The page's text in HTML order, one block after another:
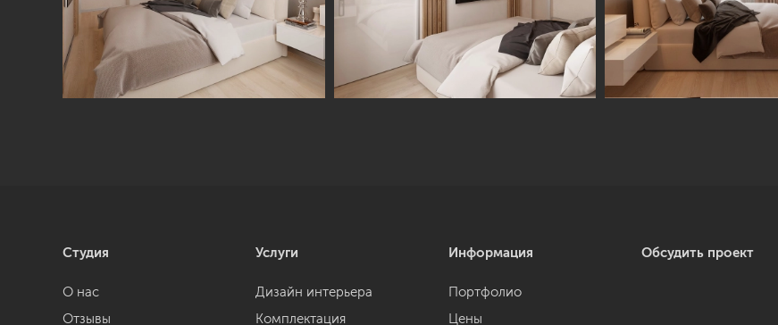
Студия
О нас
Отзывы
Услуги
Дизайн интерьера
Комплектация
Информация
Портфолио
Цены
Обсудить проект